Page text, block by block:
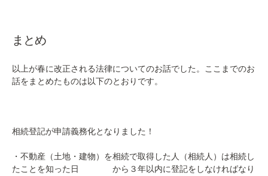
まとめ
以上が春に改正される法律についてのお話でした。ここまでのお
話をまとめたものは以下のとおりです。
相続登記が申請義務化となりました！
・ 不動産（土地・建物）を相続で取得した人（相続人）は相続し
たことを知った日 から３年以内に登記をしなければなり